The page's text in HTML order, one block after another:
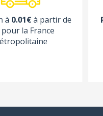
à 0.01€à partir de
pour la France